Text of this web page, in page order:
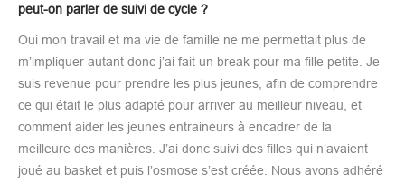
peut-on parler de suivi de cycle ?
Oui mon travail et ma vie de famille ne me permettait plus de
m’impliquer autant donc j’ai fait un break pour ma fille petite. Je
suis revenue pour prendre les plus jeunes, afin de comprendre
ce qui était le plus adapté pour arriver au meilleur niveau, et
comment aider les jeunes entraineurs à encadrer de la
meilleure des manières. J’ai donc suivi des filles qui n’avaient
joué au basket et puis l’osmose s’est créée. Nous avons adhéré